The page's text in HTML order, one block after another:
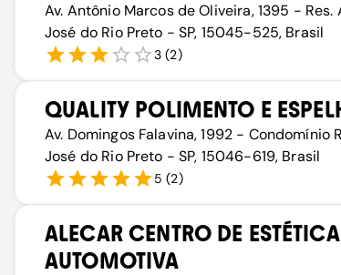
Av. Antônio Marcos de Oliveira, 1395 - Res.
José do Rio Preto - SP, 15045-525, Brasil
3 (2)
QUALITY POLIMENTO E
Av. Domingos Falavina, 1992 - Condomínio
José do Rio Preto - SP, 15046-619, Brasil
5 (2)
ALECAR CENTRO DE ESTÉTICA
AUTOMOTIVA